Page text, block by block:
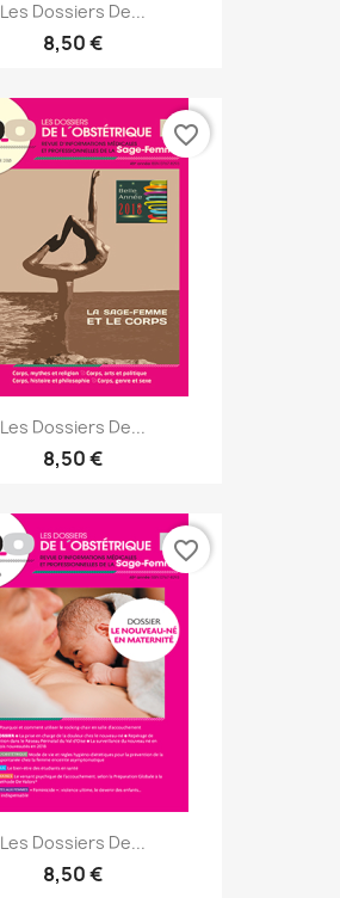
Les Dossiers De...
8,50 €
Les Dossiers De...
8,50 €
favorite_border
Les Dossiers De...
8,50 €
favorite_border